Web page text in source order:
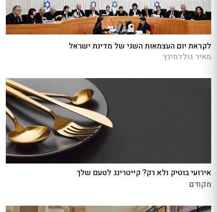
לקראת יום העצמאות השני של מדינת ישראל
מאיר גולדמינץ
אירועי בוטיק ולא רק? קייטרינג לטעם שלך
מקודם